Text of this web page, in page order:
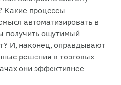
Какие процессы
автоматизировать в
получить ощутимый
И, наконец, оправдывают
решения в торговых
они эффективнее